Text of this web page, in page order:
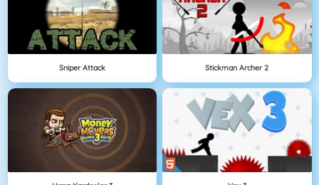
Sniper Attack Stickman Archer 2